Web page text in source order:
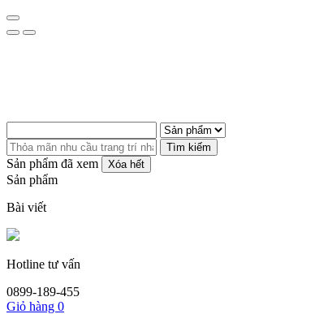
Tìm kiếm
Sản phẩm đã xem Xóa hết
Sản phẩm
Bài viết
Hotline tư vấn
0899-189-455
Giỏ hàng 0